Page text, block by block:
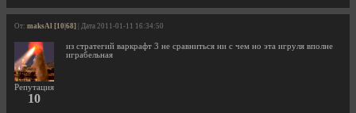
От: maksAl [10|68] | Дата 2011-01-11 16:34:50
Репутация
10
из стратегий варкрафт 3 не сравниться ни с чем но эта игруля вполне
играбельная